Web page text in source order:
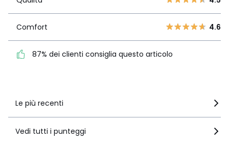
1 5
questo articolo
Comfort 4.6
87% dei clienti consiglia questo articolo
Le più recenti
Vedi tutti i punteggi